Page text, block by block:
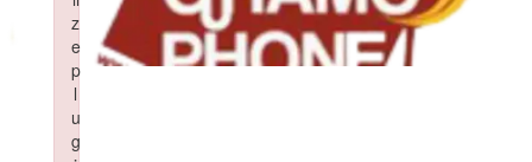
z
e
p
l
u
g